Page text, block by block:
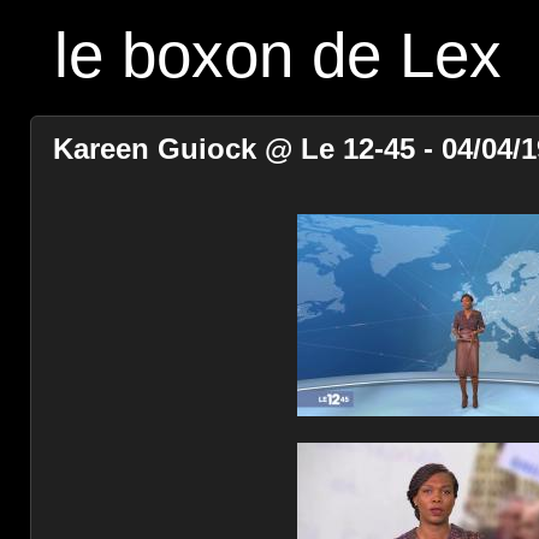
le boxon de Lex
Kareen Guiock @ Le 12-45 - 04/04/